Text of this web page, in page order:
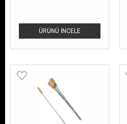
ÜRÜNÜ İNCELE